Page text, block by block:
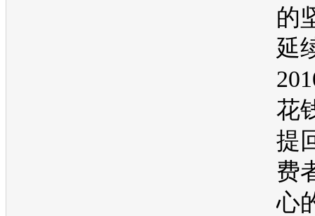
的
延
花
提
费
心